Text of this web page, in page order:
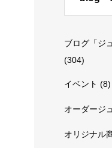
ブログ「ジ
(304)
イベント (8)
オーダージ
オリジナル